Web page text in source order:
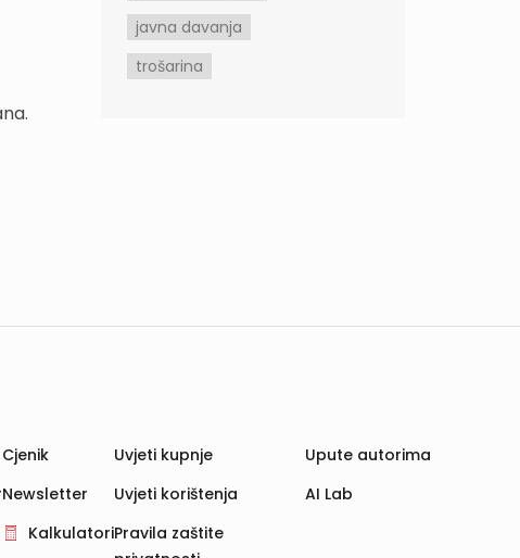
javna davanja
trošarina
Cjenik
Newsletter
Kalkulatori
Uvjeti kupnje
Uvjeti korištenja
Pravila zaštite
Upute autorima
AI Lab